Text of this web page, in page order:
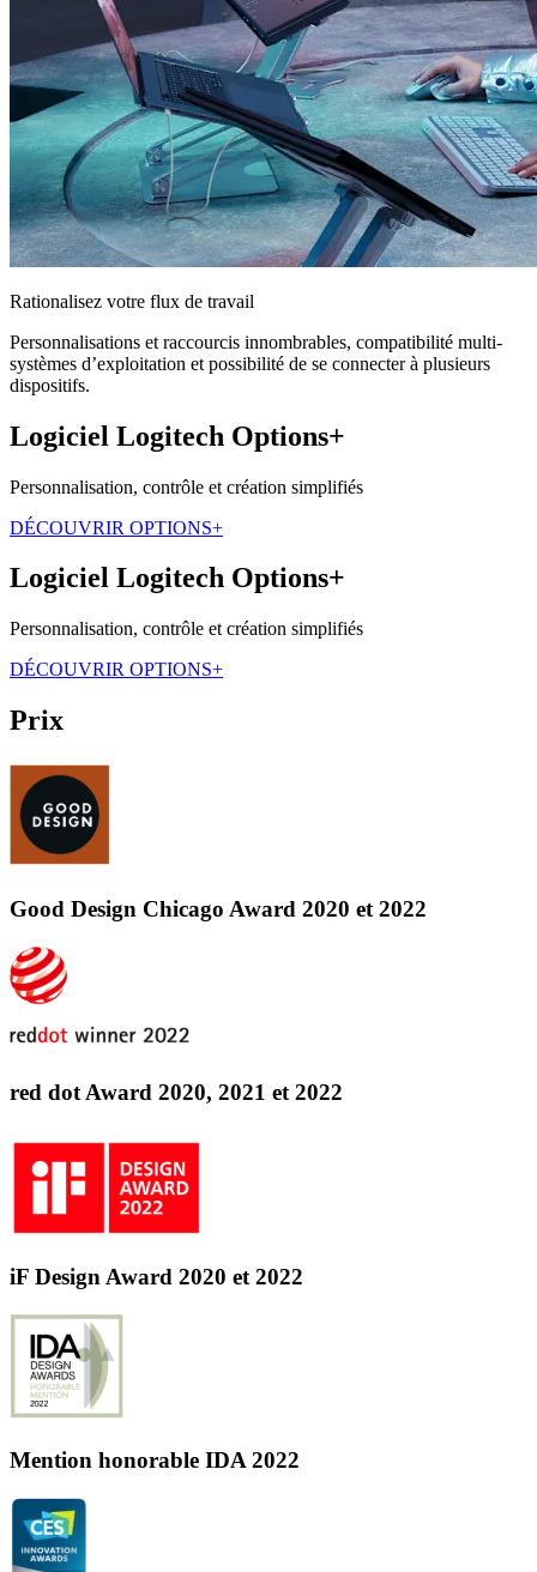
Rationalisez votre flux de travail
Personnalisations et raccourcis innombrables, compatibilité multi-
systèmes d’exploitation et possibilité de se connecter à plusieurs
dispositifs.
Logiciel Logitech Options+
Personnalisation, contrôle et création simplifiés
DÉCOUVRIR OPTIONS+
Logiciel Logitech Options+
Personnalisation, contrôle et création simplifiés
DÉCOUVRIR OPTIONS+
Prix
Good Design Chicago Award 2020 et 2022
red dot Award 2020, 2021 et 2022
iF Design Award 2020 et 2022
Mention honorable IDA 2022